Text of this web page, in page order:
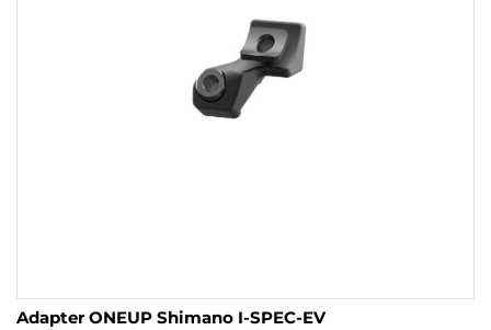
Adapter ONEUP Shimano I-SPEC-EV